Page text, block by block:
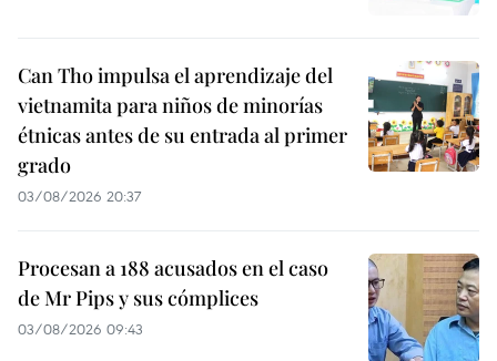
Can Tho impulsa el aprendizaje del
vietnamita para niños de minorías
étnicas antes de su entrada al primer
grado
03/08/2026 20:37
Procesan a 188 acusados en el caso
de Mr Pips y sus cómplices
03/08/2026 09:43